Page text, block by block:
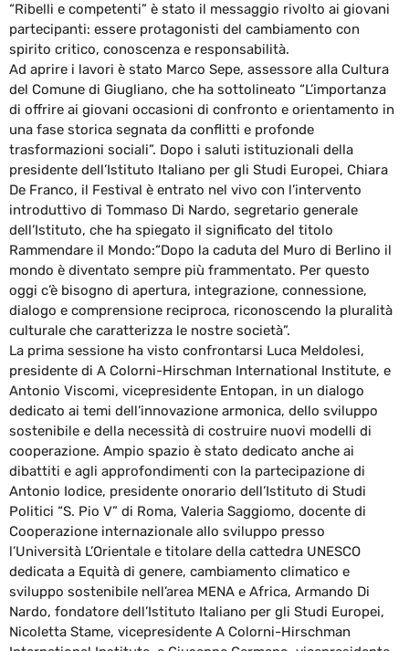
“Ribelli e competenti” è stato il messaggio rivolto ai giovani
partecipanti: essere protagonisti del cambiamento con
spirito critico, conoscenza e responsabilità.
Ad aprire i lavori è stato Marco Sepe, assessore alla Cultura
del Comune di Giugliano, che ha sottolineato “L’importanza
di offrire ai giovani occasioni di confronto e orientamento in
una fase storica segnata da conflitti e profonde
trasformazioni sociali”. Dopo i saluti istituzionali della
presidente dell’Istituto Italiano per gli Studi Europei, Chiara
De Franco, il Festival è entrato nel vivo con l’intervento
introduttivo di Tommaso Di Nardo, segretario generale
dell’Istituto, che ha spiegato il significato del titolo
Rammendare il Mondo:“Dopo la caduta del Muro di Berlino il
mondo è diventato sempre più frammentato. Per questo
oggi c’è bisogno di apertura, integrazione, connessione,
dialogo e comprensione reciproca, riconoscendo la pluralità
culturale che caratterizza le nostre società”.
La prima sessione ha visto confrontarsi Luca Meldolesi,
presidente di A Colorni-Hirschman International Institute, e
Antonio Viscomi, vicepresidente Entopan, in un dialogo
dedicato ai temi dell’innovazione armonica, dello sviluppo
sostenibile e della necessità di costruire nuovi modelli di
cooperazione. Ampio spazio è stato dedicato anche ai
dibattiti e agli approfondimenti con la partecipazione di
Antonio Iodice, presidente onorario dell’Istituto di Studi
Politici “S. Pio V” di Roma, Valeria Saggiomo, docente di
Cooperazione internazionale allo sviluppo presso
l’Università L’Orientale e titolare della cattedra UNESCO
dedicata a Equità di genere, cambiamento climatico e
sviluppo sostenibile nell’area MENA e Africa, Armando Di
Nardo, fondatore dell’Istituto Italiano per gli Studi Europei,
Nicoletta Stame, vicepresidente A Colorni-Hirschman